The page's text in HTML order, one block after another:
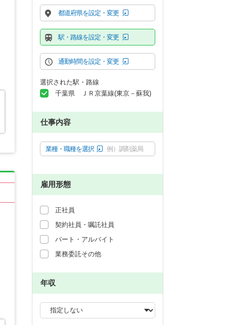
都道府県を設定・変更
駅・路線を設定・変更
通勤時間を設定・変更
選択された駅・路線
千葉県 ＪＲ京葉線(東京－蘇我)
仕事内容
業種・職種を選択 例）調剤薬局
雇用形態
正社員
契約社員・嘱託社員
パート・アルバイト
業務委託その他
年収